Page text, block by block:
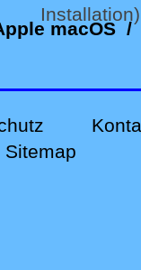
Installation)
macOS /
Sitemap